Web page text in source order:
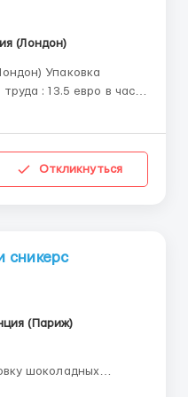
(Лондон)
сбор заказов по
на брак и в
Откликнуться
сникерс
(Париж)
шоколадных
современном